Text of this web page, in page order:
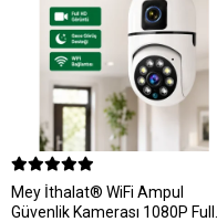
Mey İthalat® WiFi Ampul
Güvenlik Kamerası 1080P Full